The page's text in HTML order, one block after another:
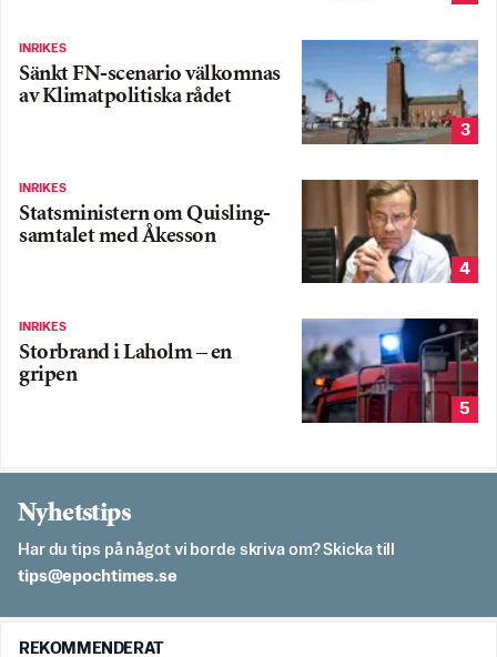
INRIKES
Sänkt FN-scenario välkomnas
av Klimatpolitiska rådet
3
INRIKES
Statsministern om Quisling-
samtalet med Åkesson
4
INRIKES
Storbrand i Laholm – en
gripen
5
Nyhetstips
Har du tips på något vi borde skriva om? Skicka till
es.semithcope@spit
REKOMMENDERAT